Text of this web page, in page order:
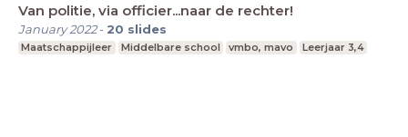
Van politie, via officier...naar de rechter!
January 2022- 20 slides
Maatschappijleer Middelbare school vmbo, mavo Leerjaar 3,4